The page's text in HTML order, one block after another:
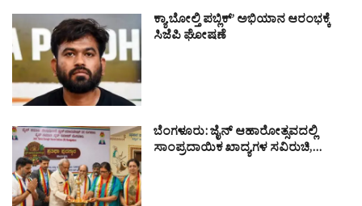
ಕ್ಯಾ ಬೋಲ್ತಿ ಪಬ್ಲಿಕ್’ ಅಭಿಯಾನ ಆರಂಭಕ್ಕೆ
ಸಿಜೆಪಿ ಘೋಷಣೆ
ಬೆಂಗಳೂರು: ಜೈನ್ ಆಹಾರೋತ್ಸವದಲ್ಲಿ
ಸಾಂಪ್ರದಾಯಿಕ ಖಾದ್ಯಗಳ ಸವಿರುಚಿ,…